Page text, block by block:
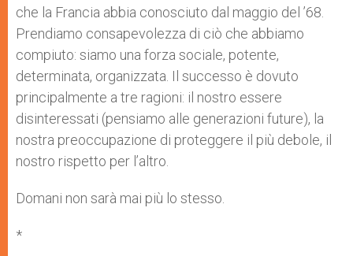
che la Francia abbia conosciuto dal maggio del ’68.
Prendiamo consapevolezza di ciò che abbiamo
compiuto: siamo una forza sociale, potente,
determinata, organizzata. Il successo è dovuto
principalmente a tre ragioni: il nostro essere
disinteressati (pensiamo alle generazioni future), la
nostra preoccupazione di proteggere il più debole, il
nostro rispetto per l’altro.
Domani non sarà mai più lo stesso.
*